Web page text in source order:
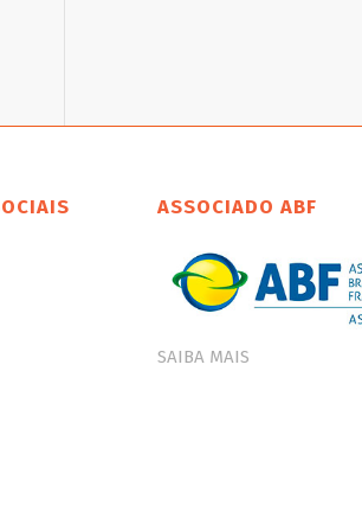
ASSOCIADO ABF
SAIBA MAIS